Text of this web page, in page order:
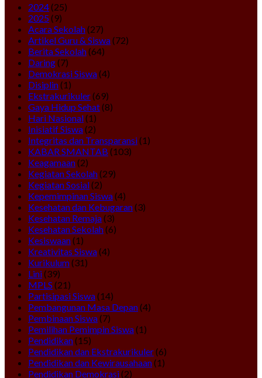
2024(25)
2025(9)
Acara Sekolah(27)
Artikel Guru & Siswa(72)
Berita Sekolah(64)
Daring(7)
Demokrasi Siswa(4)
Disiplin(1)
Ekstrakurikuler(69)
Gaya Hidup Sehat(8)
Hari Nasional(1)
Inisiatif Siswa(2)
Integritas dan Transparansi(1)
KABAR SMANTAB (103)
Keagamaan(2)
Kegiatan Sekolah(29)
Kegiatan Sosial(2)
Kepemimpinan Siswa(4)
Kesehatan dan Kebugaran(3)
Kesehatan Remaja(3)
Kesehatan Sekolah(6)
Kesiswaan(1)
Kreativitas Siswa(4)
Kurikulum(31)
Lini(39)
MPLS (21)
Partisipasi Siswa(14)
Pembangunan Masa Depan(4)
Pembinaan Siswa(7)
Pemilihan Pemimpin Siswa(1)
Pendidikan(15)
Pendidikan dan Ekstrakurikuler(6)
Pendidikan dan Kewirausahaan(1)
Pendidikan Demokrasi(2)